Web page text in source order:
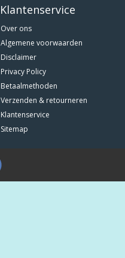
Klantenservice
Over ons
Algemene voorwaarden
Disclaimer
Privacy Policy
Betaalmethoden
Verzenden & retourneren
Klantenservice
Sitemap